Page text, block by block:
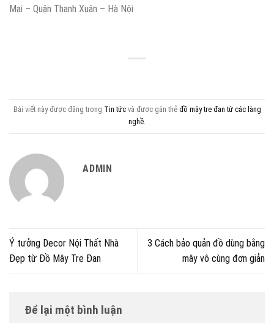
Mai – Quận Thanh Xuân – Hà Nội
Bài viết này được đăng trong Tin tứcvà được gắn thẻ đồ mây tre đan từ các làng
nghề.
ADMIN
Ý tưởng Decor Nội Thất Nhà
Đẹp từ Đồ Mây Tre Đan
3 Cách bảo quản đồ dùng bằng
mây vô cùng đơn giản
Để lại một bình luận